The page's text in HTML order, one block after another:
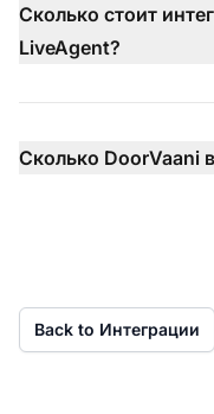
Сколько стоит
LiveAgent?
Сколько DoorVaani
Back to Интеграции